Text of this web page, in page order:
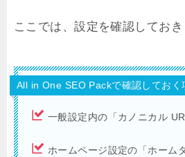
ここでは、設定を確認しておき
All in One SEO Packで確認しておく
一般設定内の「カノニカル
ホームページ設定の「ホーム